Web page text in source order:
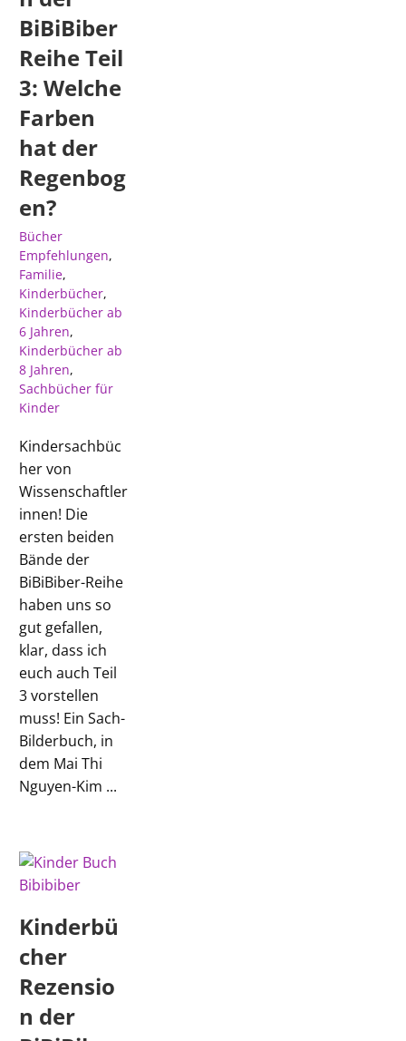
BiBiBiber
Reihe Teil
3: Welche
Farben
hat der
Regenbog
en?
Bücher
Empfehlungen,
Familie,
Kinderbücher,
Kinderbücher ab
6 Jahren,
Kinderbücher ab
8 Jahren,
Sachbücher für
Kinder
Kindersachbüc
her von
Wissenschaftler
innen! Die
ersten beiden
Bände der
BiBiBiber-Reihe
haben uns so
gut gefallen,
klar, dass ich
euch auch Teil
3 vorstellen
muss! Ein Sach-
Bilderbuch, in
dem Mai Thi
Nguyen-Kim ...
Kinderbü
cher
Rezensio
n der